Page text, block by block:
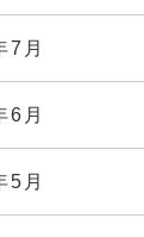
7月
6月
5月